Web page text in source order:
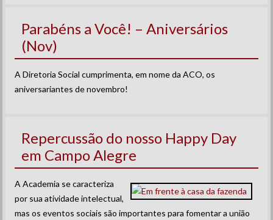
Parabéns a Você! – Aniversários
(Nov)
A Diretoria Social cumprimenta, em nome da ACO, os
aniversariantes de novembro!
Repercussão do nosso Happy Day
em Campo Alegre
A Academia se caracteriza
por sua atividade intelectual,
mas os eventos sociais são importantes para fomentar a união